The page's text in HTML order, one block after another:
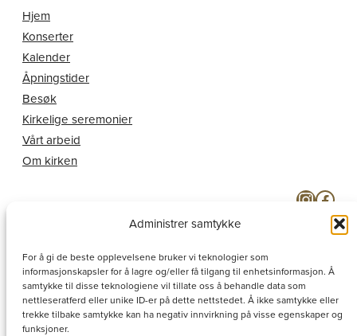
Administrer samtykke
For å gi de beste opplevelsene bruker vi teknologier som
informasjonskapsler for å lagre og/eller få tilgang til enhetsinformasjon. Å
samtykke til disse teknologiene vil tillate oss å behandle data som
nettleseratferd eller unike ID-er på dette nettstedet. Å ikke samtykke eller
trekke tilbake samtykke kan ha negativ innvirkning på visse egenskaper og
funksjoner.
Hjem
Konserter
Kalender
Åpningstider
Besøk
Kirkelige seremonier
Vårt arbeid
Om kirken
InstagramFacebook